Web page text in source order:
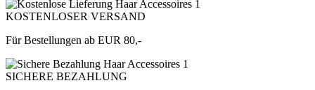
KOSTENLOSER VERSAND
Für Bestellungen ab EUR 80,-
SICHERE BEZAHLUNG